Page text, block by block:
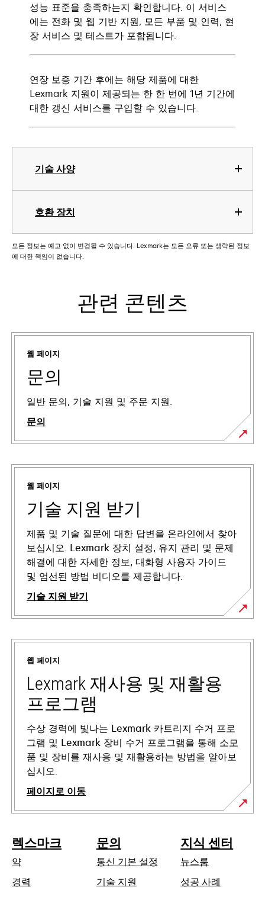
기술 사양
호환 장치
성능 표준을 충족하는지 확인합니다. 이 서비스
에는 전화 및 웹 기반 지원, 모든 부품 및 인력, 현
장 서비스 및 테스트가 포함됩니다.
연장 보증 기간 후에는 해당 제품에 대한
Lexmark 지원이 제공되는 한 한 번에 1년 기간에
대한 갱신 서비스를 구입할 수 있습니다.
모든 정보는 예고 없이 변경될 수 있습니다. Lexmark는 모든 오류 또는 생략된 정보
에 대한 책임이 없습니다.
관련 콘텐츠
웹 페이지
문의
일반 문의, 기술 지원 및 주문 지원.
문의
웹 페이지
기술 지원 받기
제품 및 기술 질문에 대한 답변을 온라인에서 찾아
보십시오. Lexmark 장치 설정, 유지 관리 및 문제
해결에 대한 자세한 정보, 대화형 사용자 가이드
및 엄선된 방법 비디오를 제공합니다.
기술 지원 받기
새
탭
웹 페이지
Lexmark 재사용 및 재활용
프로그램
수상 경력에 빛나는 Lexmark 카트리지 수거 프로
그램 및 Lexmark 장비 수거 프로그램을 통해 소모
품 및 장비를 재사용 및 재활용하는 방법을 알아보
십시오.
페이지로 이동
렉스마크
약
경력
문의
통신 기본 설정
기술 지원
지식 센터
뉴스룸
성공 사례